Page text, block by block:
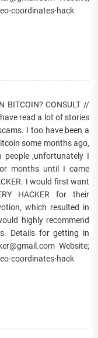
coordinates-hack
BITCOIN? CONSULT //
have read a lot of stories
I too have been a
some months ago,
,unfortunately I
months until I came
I would first want
HACKER for their
which resulted in
highly recommend
Details for getting in
Website;
coordinates-hack